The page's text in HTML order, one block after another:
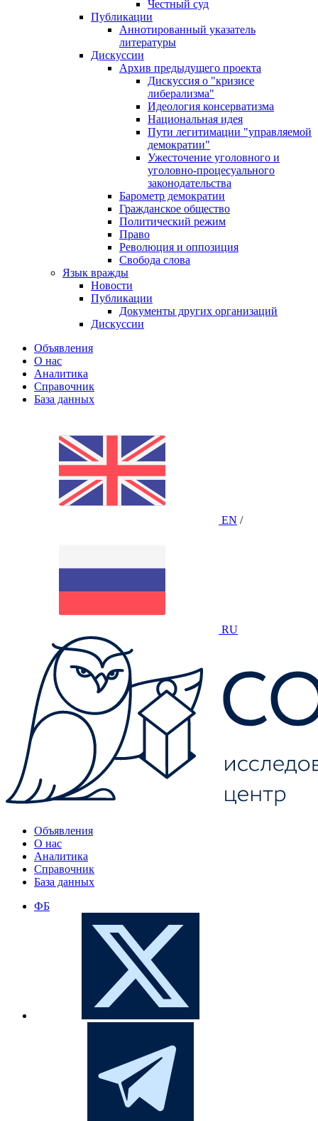
Честный суд
Публикации
Аннотированный указатель
литературы
Дискуссии
Архив предыдущего проекта
Дискуссия о "кризисе
либерализма"
Идеология консерватизма
Национальная идея
Пути легитимации "управляемой
демократии"
Ужесточение уголовного и
уголовно-процесуального
законодательства
Барометр демократии
Гражданское общество
Политический режим
Право
Революция и оппозиция
Свобода слова
Язык вражды
Новости
Публикации
Документы других организаций
Дискуссии
Объявления
О нас
Аналитика
Справочник
База данных
EN /
RU
Объявления
О нас
Аналитика
Справочник
База данных
ФБ